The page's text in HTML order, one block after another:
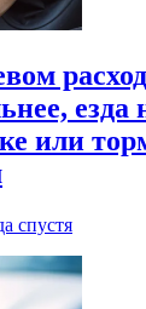
езда
или
спустя